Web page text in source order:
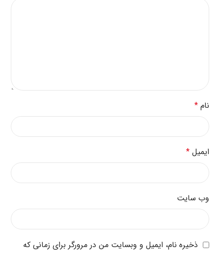
نام*
ایمیل*
وب‌ سایت
ذخیره نام، ایمیل و وبسایت من در مرورگر برای زمانی که